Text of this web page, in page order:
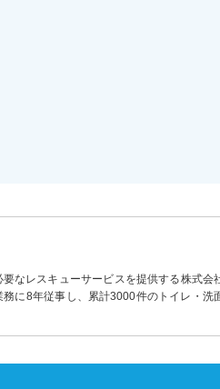
レスキューサービスを提供する株式会
に8年従事し、累計3000件のトイレ・洗